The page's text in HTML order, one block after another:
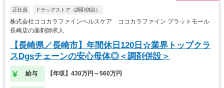
正社員 ドラッグストア（調剤併設）
株式会社ココカラファインヘルスケア ココカラファイン プラットモール
長崎店の薬剤師求人
【長崎県／長崎市】年間休日120日☆業界トップクラ
スDgsチェーンの安心母体◎＜調剤併設＞
給与 【年収】430万円～560万円